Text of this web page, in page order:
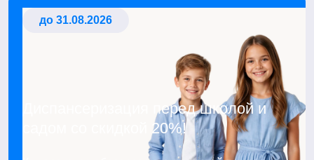
до 31.08.2026
Диспансеризация перед школой и
садом со скидкой 20%!